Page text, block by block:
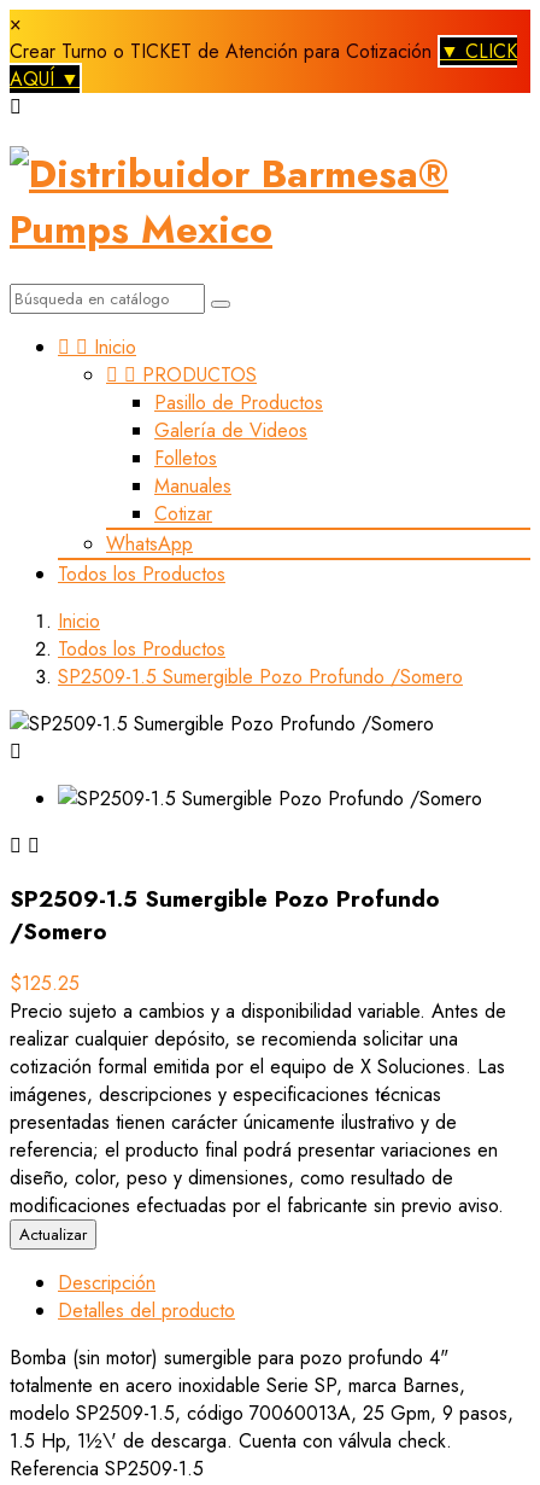
×
Crear Turno o TICKET de Atención para Cotización ▼ CLICK
AQUÍ ▼

  Inicio
  PRODUCTOS
Pasillo de Productos
Galería de Videos
Folletos
Manuales
Cotizar
WhatsApp
Todos los Productos
Inicio
Todos los Productos
SP2509-1.5 Sumergible Pozo Profundo /Somero

 
SP2509-1.5 Sumergible Pozo Profundo
/Somero
$125.25
Precio sujeto a cambios y a disponibilidad variable. Antes de
realizar cualquier depósito, se recomienda solicitar una
cotización formal emitida por el equipo de X Soluciones. Las
imágenes, descripciones y especificaciones técnicas
presentadas tienen carácter únicamente ilustrativo y de
referencia; el producto final podrá presentar variaciones en
diseño, color, peso y dimensiones, como resultado de
modificaciones efectuadas por el fabricante sin previo aviso.
Descripción
Detalles del producto
Bomba (sin motor) sumergible para pozo profundo 4"
totalmente en acero inoxidable Serie SP, marca Barnes,
modelo SP2509-1.5, código 70060013A, 25 Gpm, 9 pasos,
1.5 Hp, 1½\' de descarga. Cuenta con válvula check.
Referencia SP2509-1.5